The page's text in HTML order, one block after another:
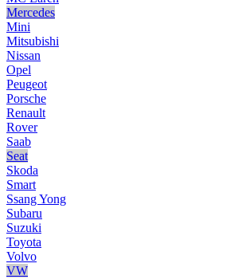
Mercedes
Mini
Mitsubishi
Nissan
Opel
Peugeot
Porsche
Renault
Rover
Saab
Seat
Skoda
Smart
Ssang Yong
Subaru
Suzuki
Toyota
Volvo
VW